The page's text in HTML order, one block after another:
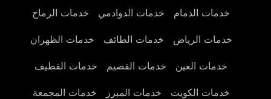
خدمات الدمام خدمات الدوادمي خدمات الرماح
خدمات الرياض خدمات الطائف خدمات الظهران
خدمات العين خدمات القصيم خدمات القطيف
خدمات الكويت خدمات المبرز خدمات المجمعة